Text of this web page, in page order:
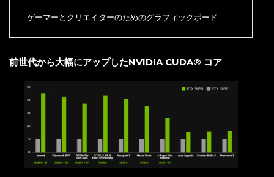
ゲーマーとクリエイターのためのグラフィックボード
前世代から大幅にアップしたNVIDIA CUDA® コア